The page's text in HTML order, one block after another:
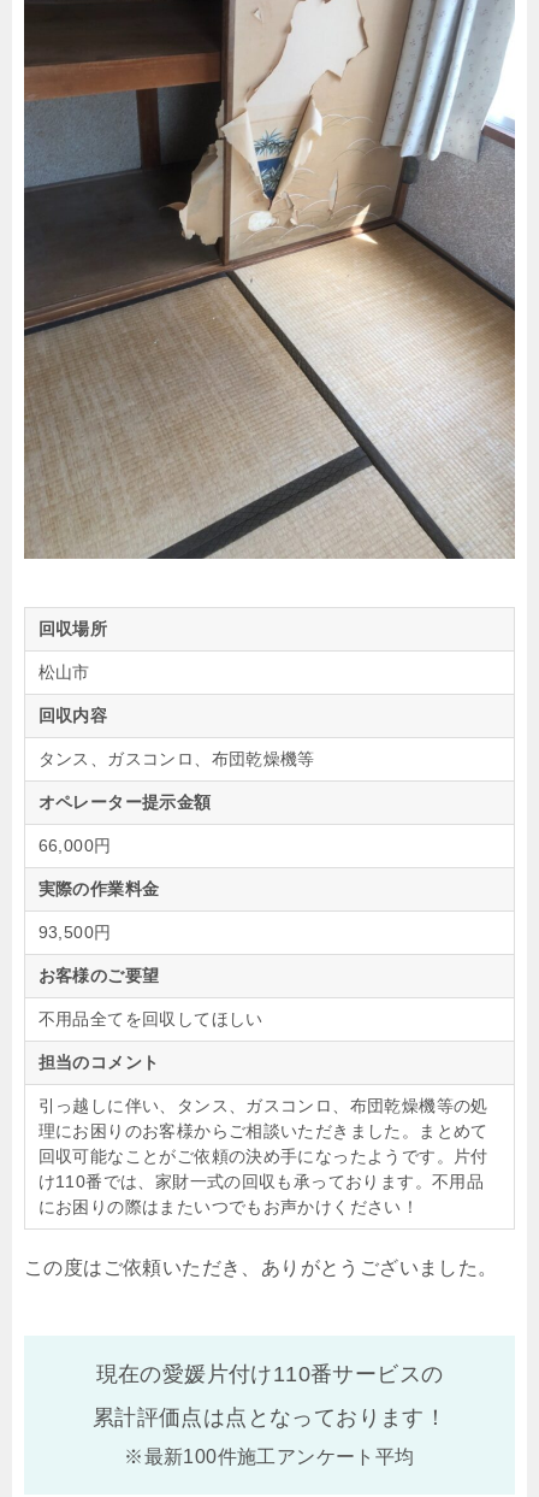
回収場所
松山市
回収内容
タンス、ガスコンロ、布団乾燥機等
オペレーター提示金額
66,000円
実際の作業料金
93,500円
お客様のご要望
不用品全てを回収してほしい
担当のコメント
引っ越しに伴い、タンス、ガスコンロ、布団乾燥機等の処
理にお困りのお客様からご相談いただきました。まとめて
回収可能なことがご依頼の決め手になったようです。片付
け110番では、家財一式の回収も承っております。不用品
にお困りの際はまたいつでもお声かけください！
この度はご依頼いただき、ありがとうございました。
現在の愛媛片付け110番サービスの
累計評価点は点となっております！
※最新100件施工アンケート平均